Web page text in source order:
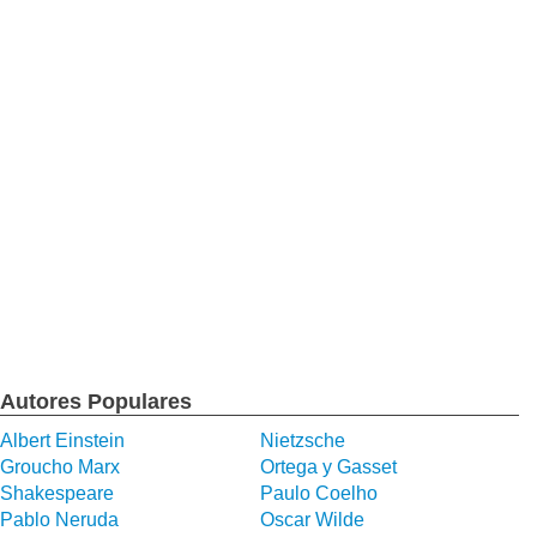
Autores Populares
Albert Einstein
Nietzsche
Groucho Marx
Ortega y Gasset
Shakespeare
Paulo Coelho
Pablo Neruda
Oscar Wilde